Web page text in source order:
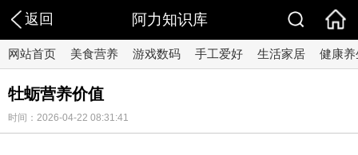
返回 阿力知识库
网站首页 美食营养 游戏数码 手工爱好 生活家居 健康养
牡蛎营养价值
时间：2026-04-22 08:31:41